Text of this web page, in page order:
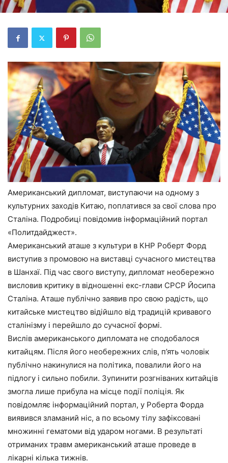
Американський дипломат, виступаючи на одному з
культурних заходів Китаю, поплатився за свої слова про
Сталіна. Подробиці повідомив інформаційний портал
«Политдайджест».
Американський аташе з культури в КНР Роберт Форд
виступив з промовою на виставці сучасного мистецтва
в Шанхаї. Під час свого виступу, дипломат необережно
висловив критику в відношенні екс-глави СРСР Йосипа
Сталіна. Аташе публічно заявив про свою радість, що
китайське мистецтво відійшло від традицій кривавого
сталінізму і перейшло до сучасної формі.
Вислів американського дипломата не сподобалося
китайцям. Після його необережних слів, п’ять чоловік
публічно накинулися на політика, повалили його на
підлогу і сильно побили. Зупинити розгніваних китайців
змогла лише прибула на місце події поліція. Як
повідомляє інформаційний портал, у Роберта Форда
виявився зламаний ніс, а по всьому тілу зафіксовані
множинні гематоми від ударом ногами. В результаті
отриманих травм американський аташе проведе в
лікарні кілька тижнів.